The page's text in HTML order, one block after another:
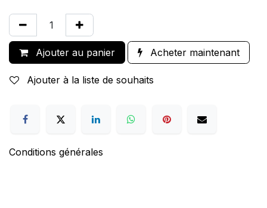
Ajouter au panier Acheter maintenant
Ajouter à la liste de souhaits
Conditions générales